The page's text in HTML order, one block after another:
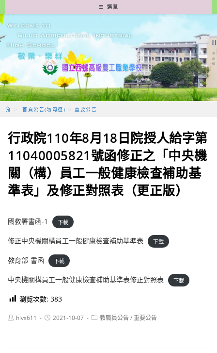
轉
至
要
容
選單
> -首頁公告(勿勾選) > 重要公告
行政院110年8月18日院授人給字第
11040005821號函修正之「中央機
關（構）員工一般健康檢查補助基
準表」及修正對照表（更正版）
國教署書函-1 下載
修正中央機關構員工一般健康檢查補助基準表 下載
教育部-書函 下載
中央機關構員工一般健康檢查補助基準表修正對照表 下載
瀏覽次數: 383
Posthlvs611
Post2021-10-07
Post教職員公告/重要公告